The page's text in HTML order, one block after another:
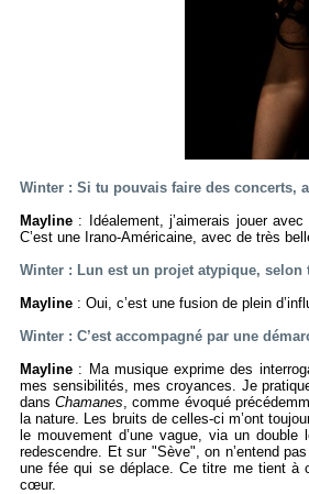
Winter : Si tu pouvais faire des concerts,
Mayline : Idéalement, j’aimerais jouer
C’est une Irano-Américaine, avec de très
Winter : Lun est un projet atypique, selon
Mayline : Oui, c’est une fusion de plein
Winter : C’est accompagné par une
Mayline : Ma musique exprime des
mes sensibilités, mes croyances. Je
dansChamanes, comme évoqué
la nature. Les bruits de celles-ci m’ont
le mouvement d’une vague, via un
redescendre. Et sur "Sève", on n’entend
une fée qui se déplace. Ce titre me tient à
cœur.